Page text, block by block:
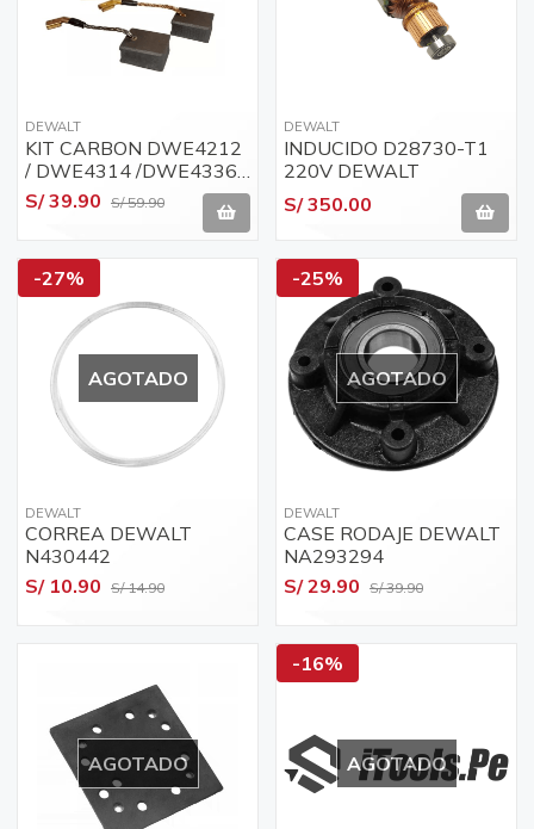
DEWALT
KIT CARBON DWE4212
/ DWE4314 /DWE4336
NEW - DEWALT
S/ 39.90 S/ 59.90
DEWALT
INDUCIDO D28730-T1
220V DEWALT
S/ 350.00
-27%
AGOTADO
DEWALT
CORREA DEWALT
N430442
S/ 10.90 S/ 14.90
-25%
AGOTADO
DEWALT
CASE RODAJE DEWALT
NA293294
S/ 29.90 S/ 39.90
AGOTADO
-16%
AGOTADO